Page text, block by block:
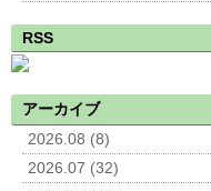
RSS
アーカイブ
2026.08 (8)
2026.07 (32)